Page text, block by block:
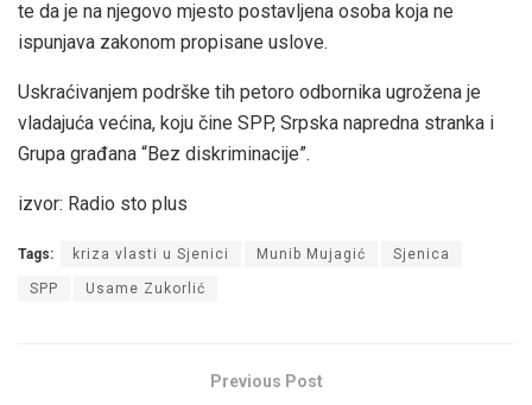
te da je na njegovo mjesto postavljena osoba koja ne
ispunjava zakonom propisane uslove.
Uskraćivanjem podrške tih petoro odbornika ugrožena je
vladajuća većina, koju čine SPP, Srpska napredna stranka i
Grupa građana “Bez diskriminacije”.
izvor: Radio sto plus
Tags: kriza vlasti u Sjenici Munib Mujagić Sjenica
SPP Usame Zukorlić
Previous Post